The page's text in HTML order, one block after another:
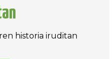
historia iruditan